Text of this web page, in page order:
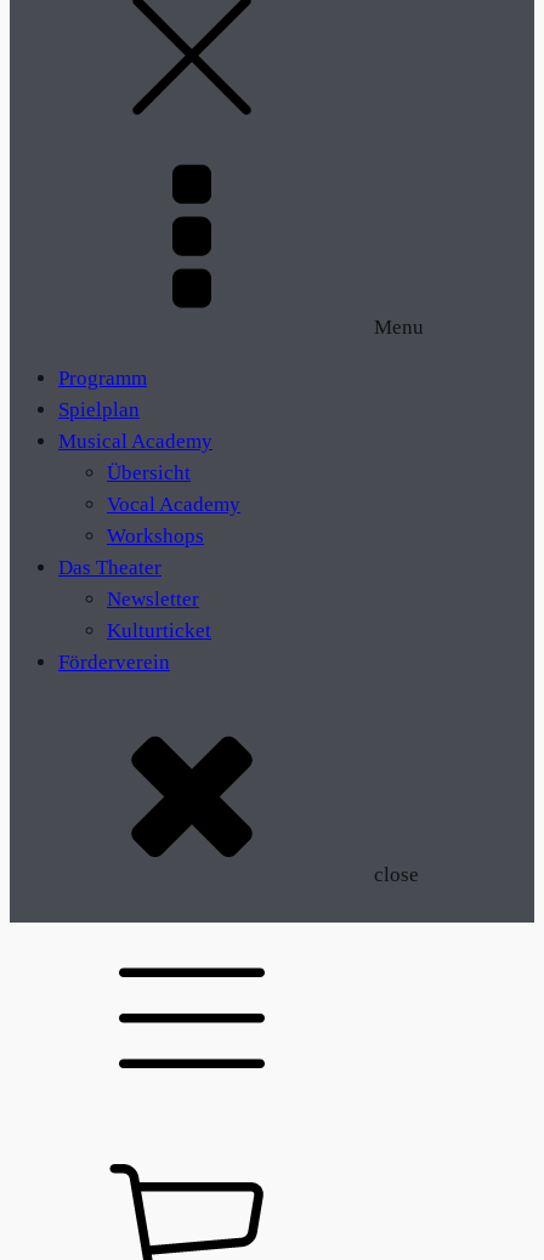
Menu
Programm
Spielplan
Musical Academy
Übersicht
Vocal Academy
Workshops
Das Theater
Newsletter
Kulturticket
Förderverein
close